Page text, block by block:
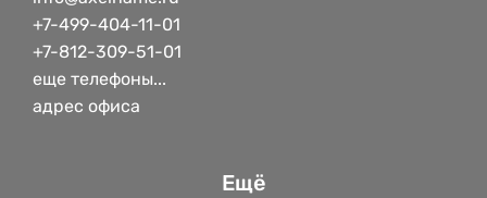
+7-499-404-11-01
+7-812-309-51-01
еще телефоны...
адрес офиса
Ещё